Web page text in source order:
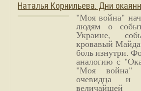
Наталья Корнильева. Дни
"Моя война"
людям о
Украине,
кровавый
боль изнутри.
аналогию с
"Моя война" -
очевидца и